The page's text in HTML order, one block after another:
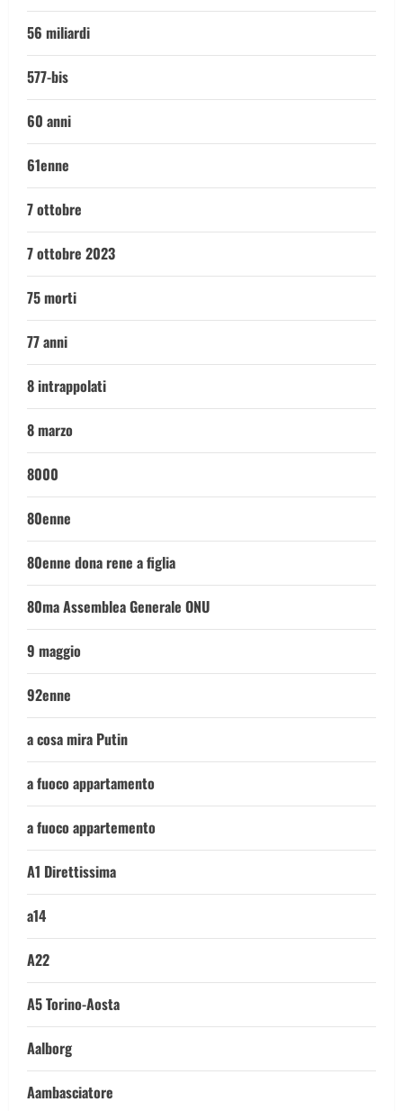
56 miliardi
577-bis
60 anni
61enne
7 ottobre
7 ottobre 2023
75 morti
77 anni
8 intrappolati
8 marzo
8000
80enne
80enne dona rene a figlia
80ma Assemblea Generale ONU
9 maggio
92enne
a cosa mira Putin
a fuoco appartamento
a fuoco appartemento
A1 Direttissima
a14
A22
A5 Torino-Aosta
Aalborg
Aambasciatore